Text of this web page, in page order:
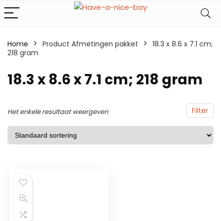
Home Product Afmetingen pakket
18.3 x 8.6 x 7.1 cm;
218 gram
18.3 x 8.6 x 7.1 cm; 218 gram
Filter
Het enkele resultaat weergeven